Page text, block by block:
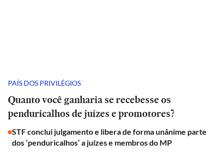
PAÍS DOS PRIVILÉGIOS
Quanto você ganharia se recebesse os
penduricalhos de juízes e promotores?
STF conclui julgamento e libera de forma unânime parte
dos ‘penduricalhos’ a juízes e membros do MP